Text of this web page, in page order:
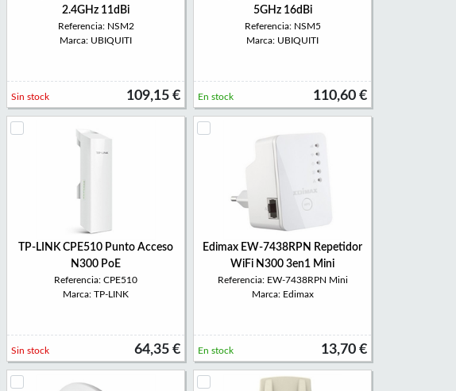
2.4GHz 11dBi
Referencia: NSM2
Marca: UBIQUITI
109,15 €
Sin stock
5GHz 16dBi
Referencia: NSM5
Marca: UBIQUITI
110,60 €
En stock
TP-LINK CPE510 Punto Acceso
N300 PoE
Referencia: CPE510
Marca: TP-LINK
64,35 €
Sin stock
Edimax EW-7438RPN Repetidor
WiFi N300 3en1 Mini
Referencia: EW-7438RPN Mini
Marca: Edimax
13,70 €
En stock